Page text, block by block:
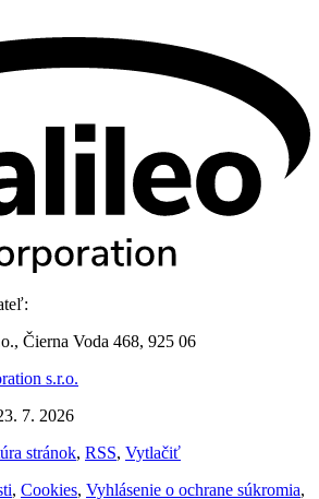
Čierna Voda 468, 925 06
s.r.o.
7. 2026
stránok, RSS, Vytlačiť
, Cookies, Vyhlásenie o ochrane súkromia,